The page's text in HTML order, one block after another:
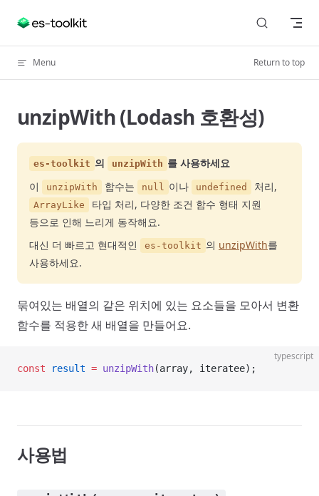
Skip to content
Menu Return to top
unzipWith (Lodash 호환성)
es-toolkit 의 unzipWith 를 사용하세요
이
unzipWith 함수는 null 이나 undefined 처리,
ArrayLike
타입 처리, 다양한 조건 함수 형태 지원
등으로 인해 느리게 동작해요.
대신 더 빠르고 현대적인
es-toolkit 의 unzipWith를
사용하세요.
묶여있는 배열의 같은 위치에 있는 요소들을 모아서 변환
함수를 적용한 새 배열을 만들어요.
typescript
const result = unzipWith(array, iteratee);
사용법